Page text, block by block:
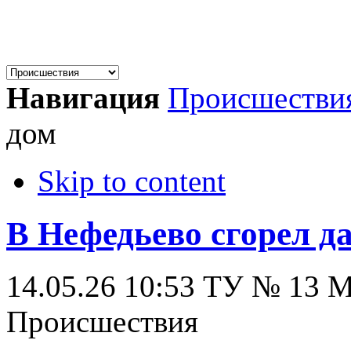
Навигация
дом
Skip to content
В Нефедьево сгорел
14.05.26 10:53 ТУ № 13
Происшествия